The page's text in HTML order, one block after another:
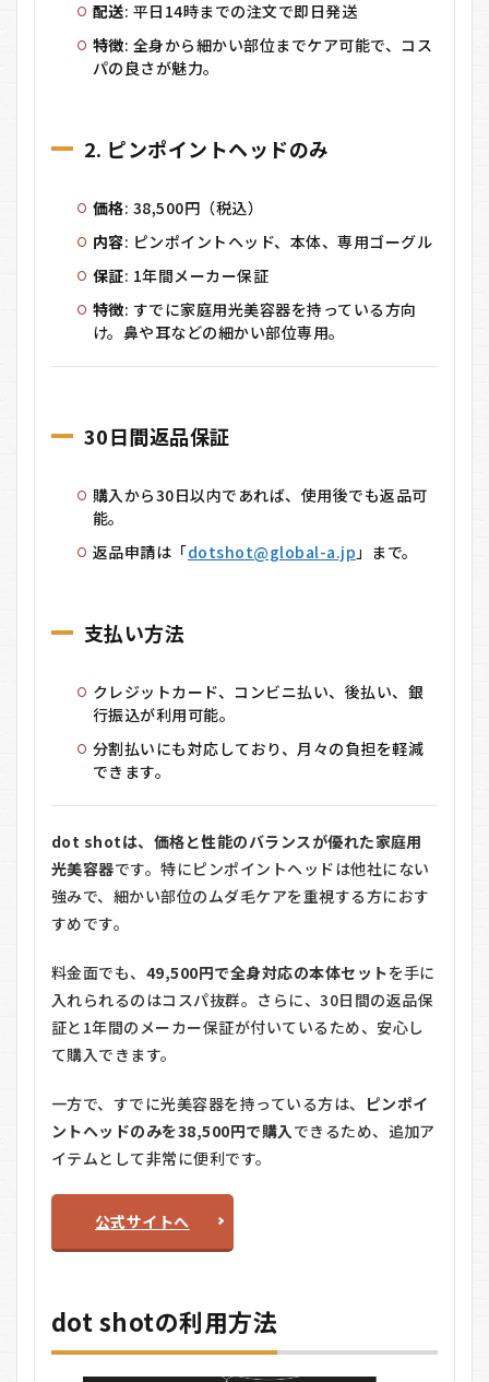
配送: 平日14時までの注文で即日発送
特徴: 全身から細かい部位までケア可能で、コス
パの良さが魅力。
2. ピンポイントヘッドのみ
価格: 38,500円（税込）
内容: ピンポイントヘッド、本体、専用ゴーグル
保証: 1年間メーカー保証
特徴: すでに家庭用光美容器を持っている方向
け。鼻や耳などの細かい部位専用。
30日間返品保証
購入から30日以内であれば、使用後でも返品可
能。
返品申請は「dotshot@global-a.jp 」まで。
支払い方法
クレジットカード、コンビニ払い、後払い、銀
行振込が利用可能。
分割払いにも対応しており、月々の負担を軽減
できます。
dot shotは、価格と性能のバランスが優れた家庭用
光美容器です。特にピンポイントヘッドは他社にない
強みで、細かい部位のムダ毛ケアを重視する方におす
すめです。
料金面でも、 49,500円で全身対応の本体セットを手に
入れられるのはコスパ抜群。さらに、30日間の返品保
証と1年間のメーカー保証が付いているため、安心し
て購入できます。
一方で、すでに光美容器を持っている方は、
ピンポイ
ントヘッドのみを38,500円で購入 できるため、追加ア
イテムとして非常に便利です。
公式サイトへ
dot shotの利用方法